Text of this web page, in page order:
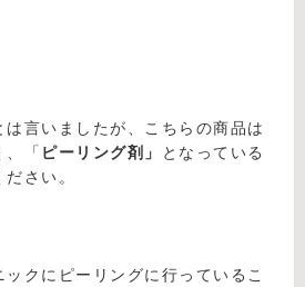
言いましたが、こちらの商品は
、「 ピーリング剤」
となっている
さい。
クにピーリングに行っているこ